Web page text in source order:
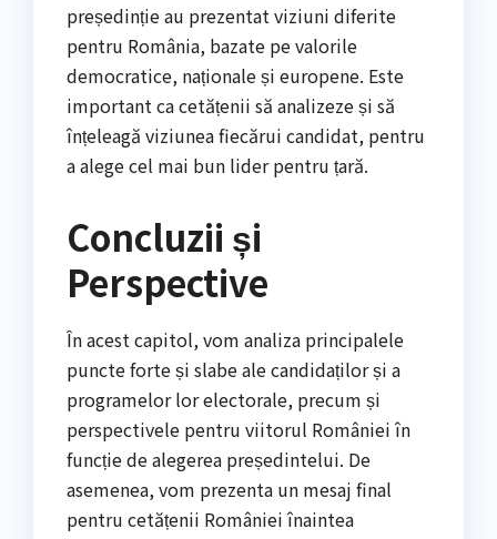
președinție au prezentat viziuni diferite
pentru România, bazate pe valorile
democratice, naționale și europene. Este
important ca cetățenii să analizeze și să
înțeleagă viziunea fiecărui candidat, pentru
a alege cel mai bun lider pentru țară.
Concluzii și
Perspective
În acest capitol, vom analiza principalele
puncte forte și slabe ale candidaților și a
programelor lor electorale, precum și
perspectivele pentru viitorul României în
funcție de alegerea președintelui. De
asemenea, vom prezenta un mesaj final
pentru cetățenii României înaintea